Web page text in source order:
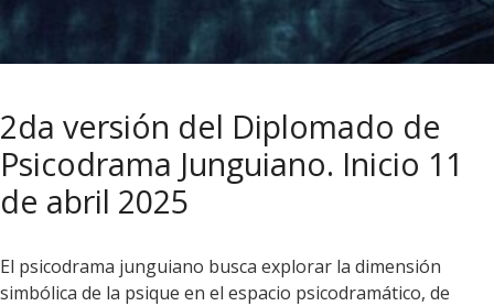
2da versión del Diplomado de
Psicodrama Junguiano. Inicio 11
de abril 2025
El psicodrama junguiano busca explorar la dimensión
simbólica de la psique en el espacio psicodramático, de